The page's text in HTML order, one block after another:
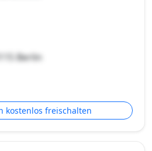
Berlin
kostenlos freischalten